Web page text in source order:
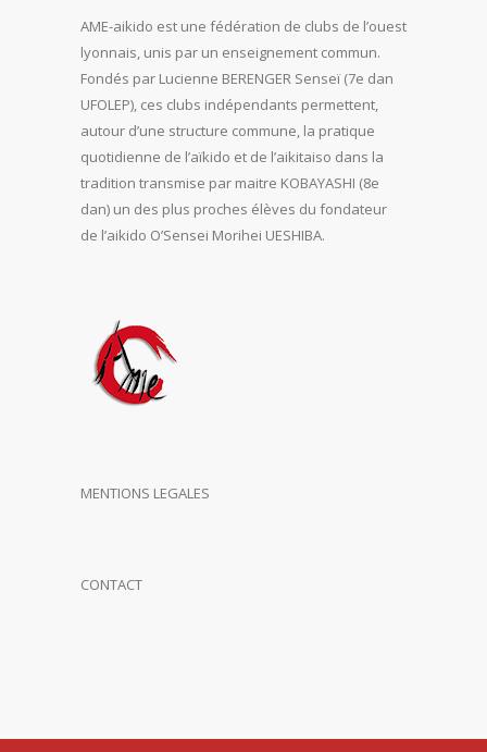
AME-aikido est une fédération de clubs de l’ouest
lyonnais, unis par un enseignement commun.
Fondés par Lucienne BERENGER Senseï (7e dan
UFOLEP), ces clubs indépendants permettent,
autour d’une structure commune, la pratique
quotidienne de l’aïkido et de l’aikitaiso dans la
tradition transmise par maitre KOBAYASHI (8e
dan) un des plus proches élèves du fondateur
de l’aikido O’Sensei Morihei UESHIBA.
MENTIONS LEGALES
CONTACT